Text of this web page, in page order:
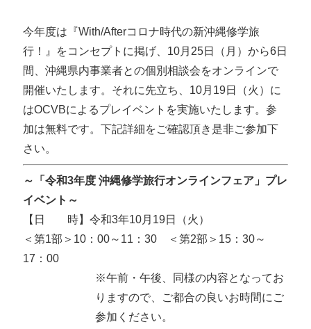
今年度は『With/Afterコロナ時代の新沖縄修学旅
行！』をコンセプトに掲げ、10月25日（月）から6日
間、沖縄県内事業者との個別相談会をオンラインで
開催いたします。それに先立ち、10月19日（火）に
はOCVBによるプレイベントを実施いたします。参
加は無料です。下記詳細をご確認頂き是非ご参加下
さい。
～「令和3年度 沖縄修学旅行オンラインフェア」プレ
イベント～
【日 時】令和3年10月19日（火）
＜第1部＞10：00～11：30 ＜第2部＞15：30～
17：00
※午前・午後、同様の内容となってお
りますので、ご都合の良いお時間にご
参加ください。